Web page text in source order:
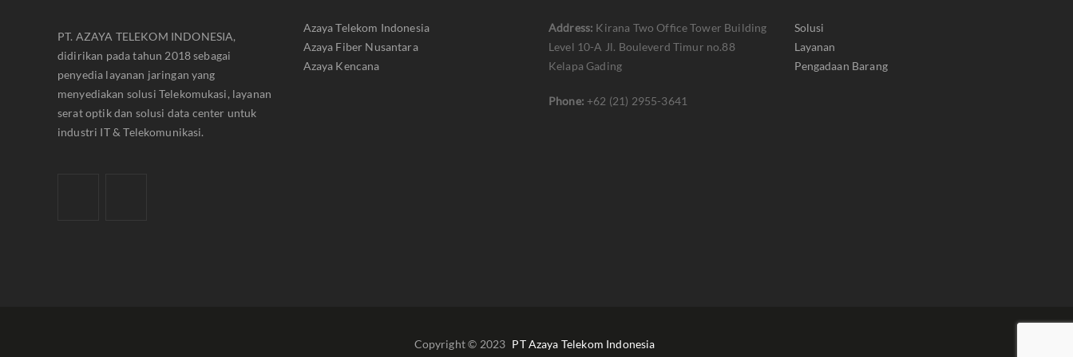
PT. AZAYA TELEKOM INDONESIA,
didirikan pada tahun 2018 sebagai
penyedia layanan jaringan yang
menyediakan solusi Telekomukasi, layanan
serat optik dan solusi data center untuk
industri IT & Telekomunikasi.
Azaya Telekom Indonesia
Azaya Fiber Nusantara
Azaya Kencana
Address: Kirana Two Office Tower Building
Level 10-A Jl. Bouleverd Timur no.88
Kelapa Gading
Phone: +62 (21) 2955-3641
Solusi
Layanan
Pengadaan Barang
Copyright © 2023 PT Azaya Telekom Indonesia